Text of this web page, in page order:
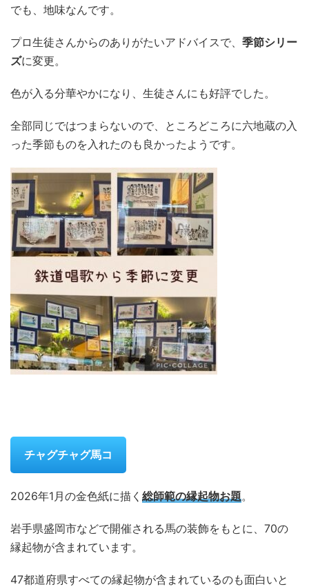
でも、地味なんです。
プロ生徒さんからのありがたいアドバイスで、 季節シリー
ズに変更。
色が入る分華やかになり、生徒さんにも好評でした。
全部同じではつまらないので、ところどころに六地蔵の入
った季節ものを入れたのも良かったようです。
チャグチャグ馬コ
2026年1月の金色紙に描く 総師範の縁起物お題。
岩手県盛岡市などで開催される馬の装飾をもとに、70の
縁起物が含まれています。
47都道府県すべての縁起物が含まれているのも面白いと